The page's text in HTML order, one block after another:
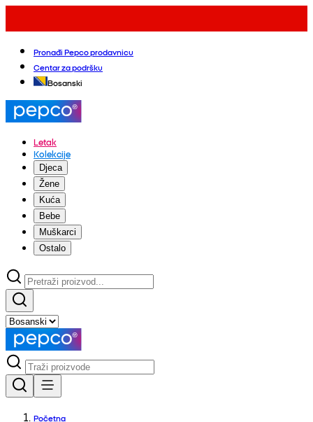
Pronađi Pepco prodavnicu
Centar za podršku
Bosanski
Letak
Kolekcije
Djeca
Žene
Kuća
Bebe
Muškarci
Ostalo
Početna